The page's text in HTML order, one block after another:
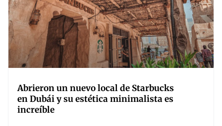
Abrieron un nuevo local de Starbucks
en Dubái y su estética minimalista es
increíble